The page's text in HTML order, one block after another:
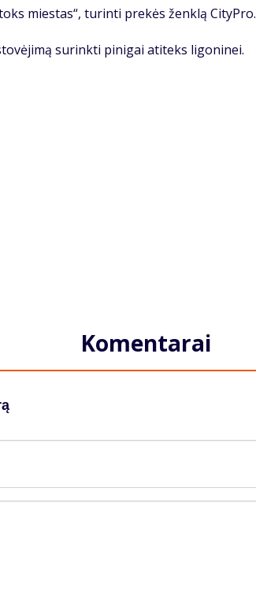
mies­tas“, tu­rin­ti pre­kės žen­klą Ci­tyP­ro.
su­rink­ti pi­ni­gai ati­teks li­go­ni­nei.
Komentarai